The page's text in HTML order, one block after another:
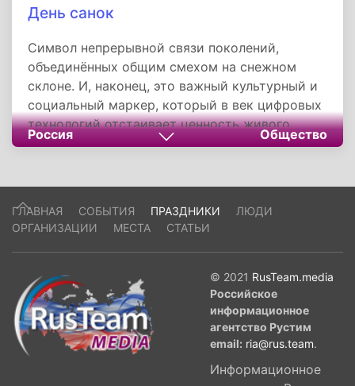
День санок
Символ непрерывной связи поколений,
объединённых общим смехом на снежном
склоне. И, наконец, это важный культурный и
социальный маркер, который в век цифровых
технологий отстаивает ценность живого
общения, семейного единства и радости от
детства, тепло человеческих отношений и
любовь к зимнему волшебству, которое
доступно каждому.
Россия Общество
ГЛАВНАЯ СОБЫТИЯ ПРАЗДНИКИ
ЛЮДИ
ОРГАНИЗАЦИИ
МЕСТА СТАТЬИ
© 2021 RusTeam.media
Российское
информационное
агентство Рустим
email: ria@rus.team.
Информационное